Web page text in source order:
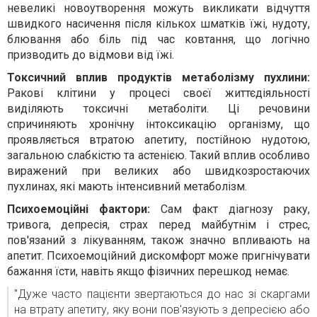
невеликі новоутворення можуть викликати відчуття
швидкого насичення після кількох шматків їжі, нудоту,
блювання або біль під час ковтання, що логічно
призводить до відмови від їжі.
Токсичний вплив продуктів метаболізму пухлини:
Ракові клітини у процесі своєї життєдіяльності
виділяють токсичні метаболіти. Ці речовини
спричиняють хронічну інтоксикацію організму, що
проявляється втратою апетиту, постійною нудотою,
загальною слабкістю та астенією. Такий вплив особливо
виражений при великих або швидкозростаючих
пухлинах, які мають інтенсивний метаболізм.
Психоемоційні фактори: Сам факт діагнозу раку,
тривога, депресія, страх перед майбутнім і стрес,
пов'язаний з лікуванням, також значно впливають на
апетит. Психоемоційний дискомфорт може пригнічувати
бажання їсти, навіть якщо фізичних перешкод немає.
"Дуже часто пацієнти звертаються до нас зі скаргами
на втрату апетиту, яку вони пов'язують з депресією або